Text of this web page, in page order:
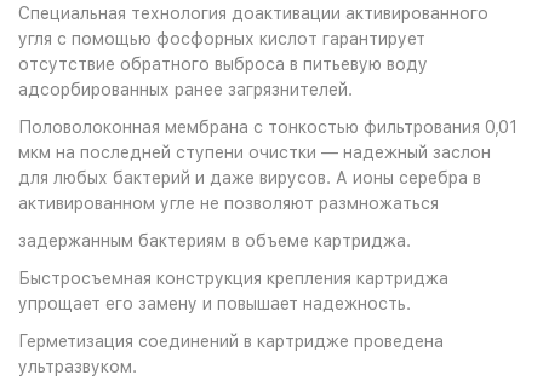
Специальная технология доактивации активированного
угля с помощью фосфорных кислот гарантирует
отсутствие обратного выброса в питьевую воду
адсорбированных ранее загрязнителей.
Половолоконная мембрана с тонкостью фильтрования 0,01
мкм на последней ступени очистки — надежный заслон
для любых бактерий и даже вирусов. А ионы серебра в
активированном угле не позволяют размножаться
задержанным бактериям в объеме картриджа.
Быстросъемная конструкция крепления картриджа
упрощает его замену и повышает надежность.
Герметизация соединений в картридже проведена
ультразвуком.